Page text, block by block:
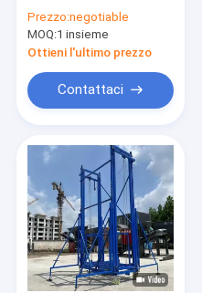
Single Girder With
Good
Prezzo:negotiable
MOQ:1 insieme
Ottieni l'ultimo prezzo
Contattaci